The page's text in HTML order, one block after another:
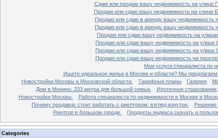
Сдам или продам вашу недвижимость на улице
Продаю или сдаю вашу недвижимость на улице
Продаю или сдаю в аренду вашу недвижимость
Продаю или сдаю в аренду вашу недвижимость
Продаю или сдаю вашу недвижимость на
Продаю или сдаю вашу недвижимость на улице
Продаю или сдаю вашу недвижимость на улице
Продаю или сдаю вашу недвижимость на
Мои услуги специалиста по
Ищете идеальное жилье в Москве и области? Мы
Новостройки Москвы и Московской области.
Тарифные планы Галерея
Дом в Монино. 233 метра для большой семьи.
Ипотечное
Новостройки Москвы.
Работа специалиста по недвижимости в Москве и
Почему продавцу стоит работать с риелтором: взгляд изнутри.
Решение
Риелтор в большом городе.
Продукты яндекса скачать и
Categories